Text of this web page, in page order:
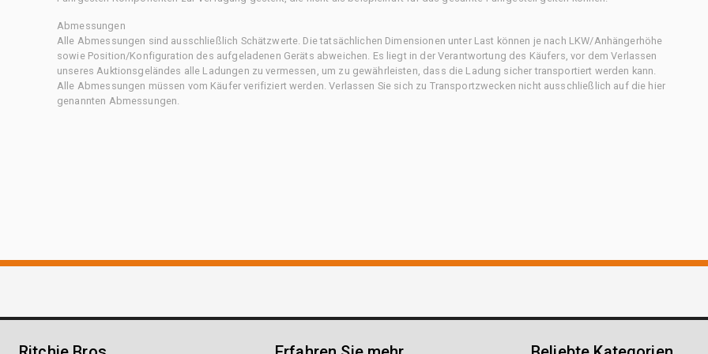
Abmessungen
Alle Abmessungen sind ausschließlich Schätzwerte. Die tatsächlichen Dimensionen unter Last können je nach LKW/Anhängerhöhe
sowie Position/Konfiguration des aufgeladenen Geräts abweichen. Es liegt in der Verantwortung des Käufers, vor dem Verlassen
unseres Auktionsgeländes alle Ladungen zu vermessen, um zu gewährleisten, dass die Ladung sicher transportiert werden kann.
Alle Abmessungen müssen vom Käufer verifiziert werden. Verlassen Sie sich zu Transportzwecken nicht ausschließlich auf die hier
genannten Abmessungen.